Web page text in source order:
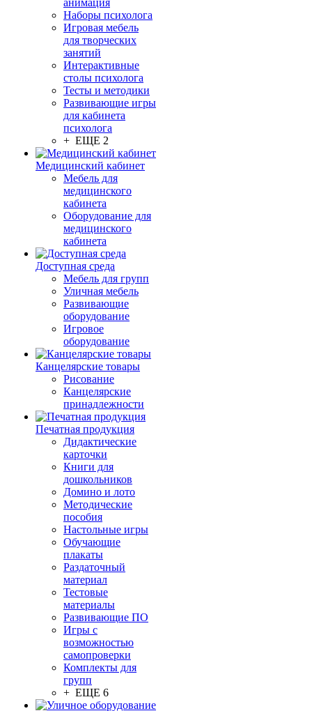
анимация
Наборы психолога
Игровая мебель
для творческих
занятий
Интерактивные
столы психолога
Тесты и методики
Развивающие игры
для кабинета
психолога
+ ЕЩЕ 2
Медицинский кабинет
Мебель для
медицинского
кабинета
Оборудование для
медицинского
кабинета
Доступная среда
Мебель для групп
Уличная мебель
Развивающие
оборудование
Игровое
оборудование
Канцелярские товары
Рисование
Канцелярские
принадлежности
Печатная продукция
Дидактические
карточки
Книги для
дошкольников
Домино и лото
Методические
пособия
Настольные игры
Обучающие
плакаты
Раздаточный
материал
Тестовые
материалы
Развивающие ПО
Игры с
возможностью
самопроверки
Комплекты для
групп
+ ЕЩЕ 6